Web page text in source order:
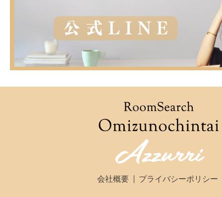
会社概要 プライバシーポリシー